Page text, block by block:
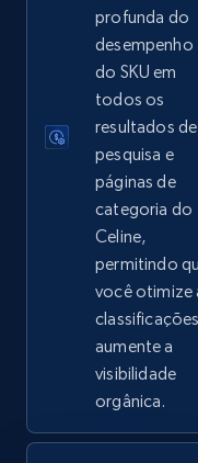
eBay - Collect
URL, Product id,
Seller reviews,
more.
2.5K+
Google Shopping
URL, Product id,
Rating, Reviews
more.
profunda do
desempenho
do SKU em
todos os
resultados de
pesquisa e
páginas de
categoria do
Celine,
permitindo
você otimize
aumente a
visibilidade
orgânica.